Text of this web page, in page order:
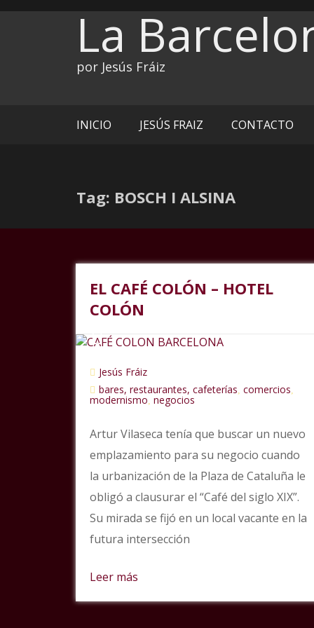
La
por Jesús Fráiz
INICIO JESÚS FRAIZ CONTACTO
Tag: BOSCH I ALSINA
EL CAFÉ COLÓN – HOTEL
COLÓN
Jesús Fráiz
bares, restaurantes, cafeterías, comercios,
modernismo, negocios
Artur Vilaseca tenía que buscar un nuevo
emplazamiento para su negocio cuando
la urbanización de la Plaza de Cataluña le
obligó a clausurar el “Café del siglo XIX”.
Su mirada se fijó en un local vacante en la
futura intersección
Leer más